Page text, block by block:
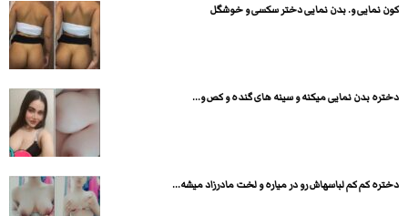
کون نمایی و. بدن نمایی دختر سکسی و خوشگل
دختره بدن نمایی میکنه و سینه های گنده و کص و...
دختره کم کم لباسهاش رو در میاره و لخت مادرزاد میشه...